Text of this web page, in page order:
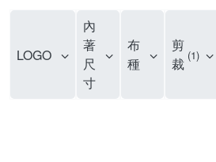
LOGO
內
著
尺
寸
布
種
剪
裁 1